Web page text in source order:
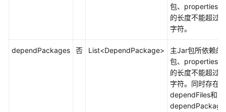
查
包、properties
的长度不能超过
字符。
dependPackages 否 List<DependPackage>
主Jar包所依赖的
包、properties
的长度不能超过
字符。同时存在
dependFiles和